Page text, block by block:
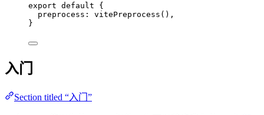
export default {
preprocess: vitePreprocess (),
}
入门
Section titled “入门”